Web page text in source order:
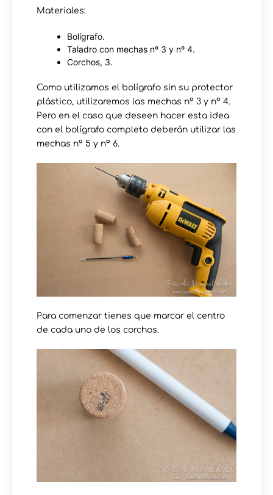
Materiales:
Bolígrafo.
Taladro con mechas nº 3 y nº 4.
Corchos, 3.
Como utilizamos el bolígrafo sin su protector
plástico, utilizaremos las mechas nº 3 y nº 4.
Pero en el caso que deseen hacer esta idea
con el bolígrafo completo deberán utilizar las
mechas nº 5 y nº 6.
Para comenzar tienes que marcar el centro
de cada uno de los corchos.